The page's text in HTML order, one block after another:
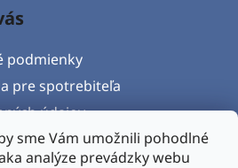
sme Vám umožnili pohodlné
analýze prevádzky webu
podmienky
pre spotrebiteľa
údajov
od zmluvy